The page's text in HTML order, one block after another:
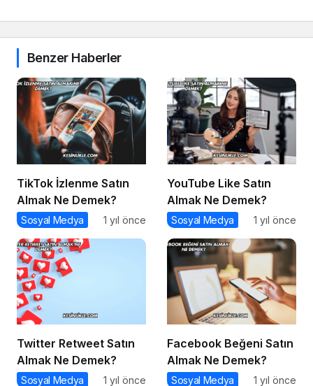
Benzer Haberler
TikTok İzlenme Satın
Almak Ne Demek?
Sosyal Medya 1 yıl önce
YouTube Like Satın
Almak Ne Demek?
Sosyal Medya 1 yıl önce
Twitter Retweet Satın
Almak Ne Demek?
Sosyal Medya 1 yıl önce
Facebook Beğeni Satın
Almak Ne Demek?
Sosyal Medya 1 yıl önce